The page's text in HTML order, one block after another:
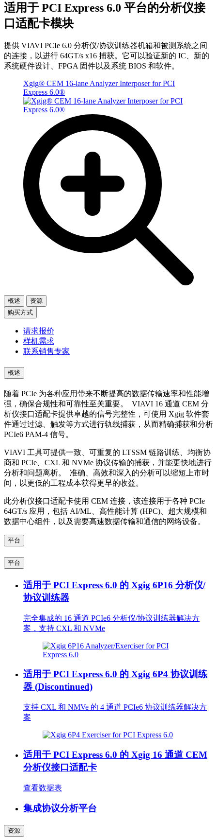
适用于 PCI Express 6.0 平台的分析仪接
口适配卡模块
提供 VIAVI PCIe 6.0 分析仪/协议训练器机箱和被测系统之间
的连接，以进行 64GT/s x16 捕获。它可以验证新的 IC、新的
系统硬件设计、FPGA 固件以及系统 BIOS 和软件。
Xgig® CEM 16-lane Analyzer Interposer for PCI
Express 6.0®
概述
资源
购买方式
请求报价
样机需求
联系销售专家
概述
随着 PCIe 为各种应用带来不断提高的数据传输速率和性能增
强，确保合规性和可靠性至关重要。 VIAVI 16 通道 CEM 分
析仪接口适配卡提供卓越的信号完整性，可使用 Xgig 软件套
件通过过滤、触发等方式进行轨线捕获，从而精确捕获和分析
PCIe6 PAM-4 信号。
VIAVI 工具可提供一致、可重复的 LTSSM 链路训练、均衡协
商和 PCIe、CXL 和 NVMe 协议传输的捕获，并能更快地进行
分析和问题离析。 准确、高效和深入的分析可以缩短上市时
间，以更低的工程成本获得更早的收益。
此分析仪接口适配卡使用 CEM 连接，该连接用于各种 PCIe
64GT/s 应用，包括 AI/ML、高性能计算 (HPC)、超大规模和
数据中心组件，以及需要高速数据传输和通信的网络设备。
平台
平台
适用于 PCI Express 6.0 的 Xgig 6P16 分析仪/
协议训练器
完全集成的 16 通道 PCIe6 分析仪/协议训练器解决方
案，支持 CXL 和 NVMe
适用于 PCI Express 6.0 的 Xgig 6P4 协议训练
器 (Discontinued)
支持 CXL 和 NMVe 的 4 通道 PCIe6 协议训练器解决方
案
适用于 PCI Express 6.0 的 Xgig 16 通道 CEM
分析仪接口适配卡
查看数据表
集成协议分析平台
资源